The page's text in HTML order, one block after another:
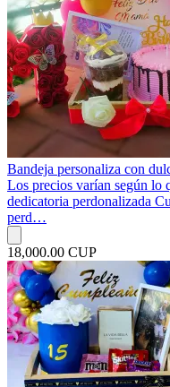
Bandeja personaliza con
Los precios varían según lo
dedicatoria perdonalizada
perd…
18,000.00 CUP